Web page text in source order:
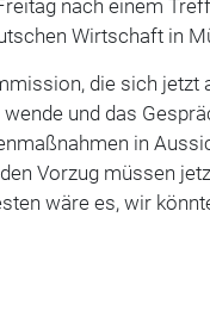
nach einem
Wirtschaft in
die sich jetzt
und das
in
Vorzug müssen
wäre es, wir